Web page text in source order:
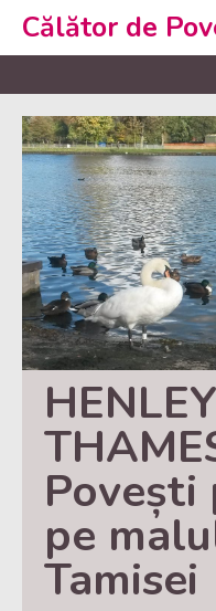
Călător de
Povești
pe
Tamisei